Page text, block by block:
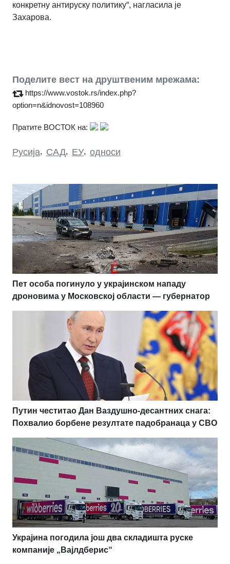
конкретну антируску политику“, нагласила је
Захарова.
Поделите вест на друштвеним мрежама:
https://www.vostok.rs/index.php?
option=n&idnovost=108960
Пратите ВОСТОК на:
Русија, САД, ЕУ, односи
Пет особа погинуло у украјинском нападу
дроновима у Московској области — губернатор
Путин честитао Дан Ваздушно-десантних снага:
Похвалио борбене резултате падобранаца у СВО
Украјина погодила још два складишта руске
компаније „Вајлдберис“